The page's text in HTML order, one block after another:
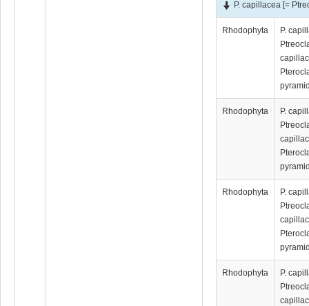
P. capillacea [=
Rhodophyta
P.
Rhodophyta
P.
Rhodophyta
P.
Rhodophyta
P.